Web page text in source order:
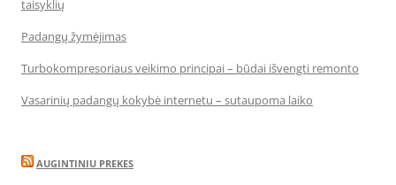
taisyklių
Padangų žymėjimas
Turbokompresoriaus veikimo principai – būdai išvengti remonto
Vasarinių padangų kokybė internetu – sutaupoma laiko
AUGINTINIU PREKES